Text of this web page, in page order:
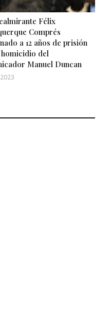
Félix
Comprés
a 12 años de prisión
del
Manuel Duncan